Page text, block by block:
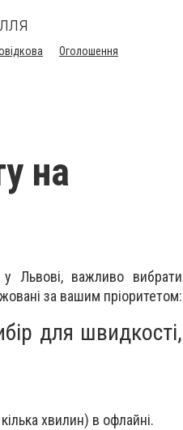
Оголошення
на
у Львові, важливо вибрати
за вашим пріоритетом:
для швидкості,
хвилин) в офлайні.